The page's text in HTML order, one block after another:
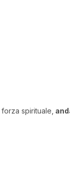
spirituale,